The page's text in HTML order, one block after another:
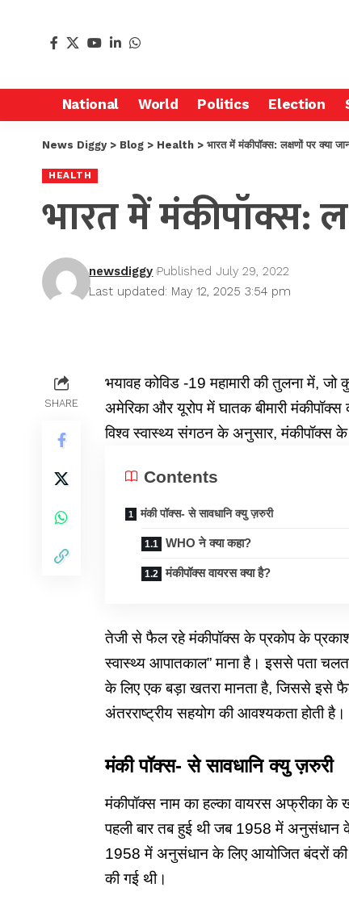
National World Politics Election
News Diggy> Blog > Health > भारत में मंकीपॉक्स: लक्षणों पर क्या
HEALTH
भारत में मंकीपॉक्स:
Last updated: May 12, 2025 3:54 pm
newsdiggy Published July 29, 2022
SHARE
भयावह कोविड -19 महामारी की तुलना में,
अमेरिका और यूरोप में घातक बीमारी
विश्व स्वास्थ्य संगठन के अनुसार, मंकीपॉक्स
Contents
मंकी पॉक्स- से सावधानि क्यु ज़रुरी
WHO ने क्या कहा?
मंकीपॉक्स वायरस क्या है?
तेजी से फैल रहे मंकीपॉक्स के प्रकोप के
स्वास्थ्य आपातकाल” माना है। इससे पता
के लिए एक बड़ा खतरा मानता है, जिससे इसे
अंतरराष्ट्रीय सहयोग की आवश्यकता होती है।
मंकी पॉक्स- से सावधानि क्यु ज़रुरी
मंकीपॉक्सनाम का हल्का वायरस अफ्रीका के
पहली बार तब हुई थी जब 1958 में अनुसंधान के
1958 में अनुसंधान के लिए आयोजित बंदरों की
की गई थी।